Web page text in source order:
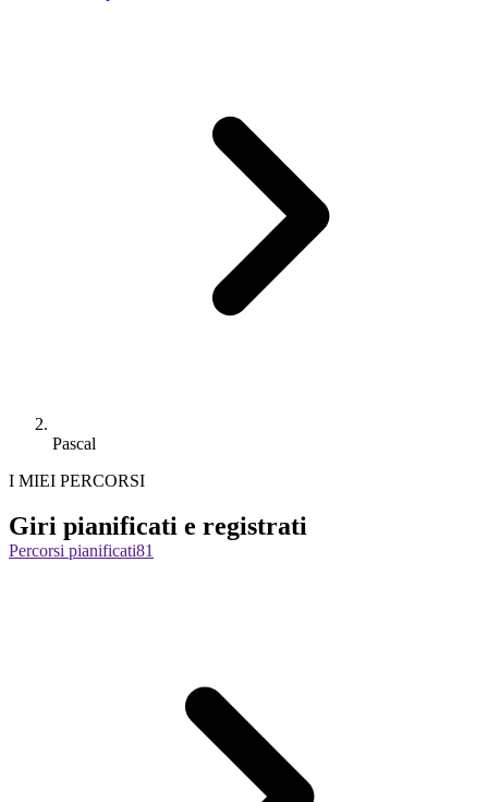
Pascal
I MIEI PERCORSI
Giri pianificati e registrati
Percorsi pianificati81